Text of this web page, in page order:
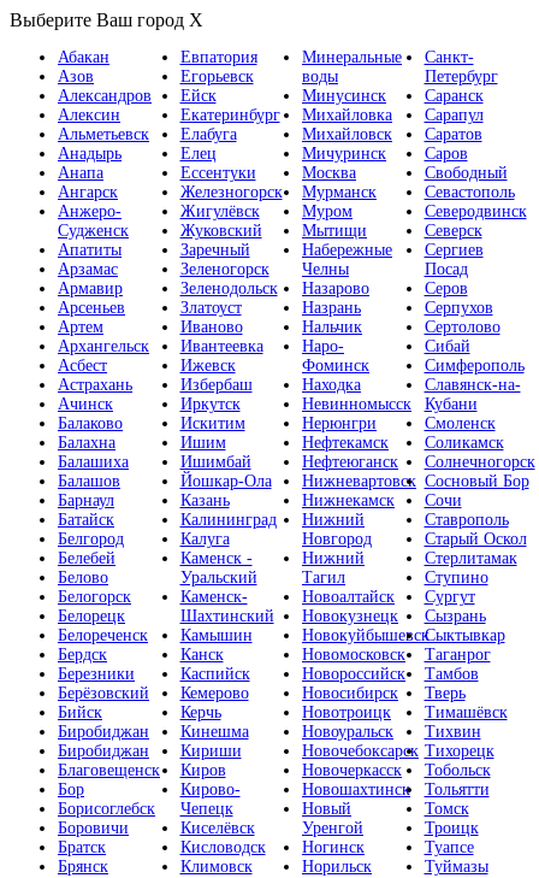
Выберите Ваш город X
Абакан
Азов
Александров
Алексин
Альметьевск
Анадырь
Анапа
Ангарск
Анжеро-
Судженск
Апатиты
Арзамас
Армавир
Арсеньев
Артем
Архангельск
Асбест
Астрахань
Ачинск
Балаково
Балахна
Балашиха
Балашов
Барнаул
Батайск
Белгород
Белебей
Белово
Белогорск
Белорецк
Белореченск
Бердск
Березники
Берёзовский
Бийск
Биробиджан
Биробиджан
Благовещенск
Бор
Борисоглебск
Боровичи
Братск
Брянск
Евпатория
Егорьевск
Ейск
Екатеринбург
Елабуга
Елец
Ессентуки
Железногорск
Жигулёвск
Жуковский
Заречный
Зеленогорск
Зеленодольск
Златоуст
Иваново
Ивантеевка
Ижевск
Избербаш
Иркутск
Искитим
Ишим
Ишимбай
Йошкар-Ола
Казань
Калининград
Калуга
Каменск -
Уральский
Каменск-
Шахтинский
Камышин
Канск
Каспийск
Кемерово
Керчь
Кинешма
Кириши
Киров
Кирово-
Чепецк
Киселёвск
Кисловодск
Климовск
Минеральные
воды
Минусинск
Михайловка
Михайловск
Мичуринск
Москва
Мурманск
Муром
Мытищи
Набережные
Челны
Назарово
Назрань
Нальчик
Наро-
Фоминск
Находка
Невинномысск
Нерюнгри
Нефтекамск
Нефтеюганск
Нижневартовск
Нижнекамск
Нижний
Новгород
Нижний
Тагил
Новоалтайск
Новокузнецк
Новокуйбышевск
Новомосковск
Новороссийск
Новосибирск
Новотроицк
Новоуральск
Новочебоксарск
Новочеркасск
Новошахтинск
Новый
Уренгой
Ногинск
Норильск
Санкт-
Петербург
Саранск
Сарапул
Саратов
Саров
Свободный
Севастополь
Северодвинск
Северск
Сергиев
Посад
Серов
Серпухов
Сертолово
Сибай
Симферополь
Славянск-на-
Кубани
Смоленск
Соликамск
Солнечногорск
Сосновый Бор
Сочи
Ставрополь
Старый Оскол
Стерлитамак
Ступино
Сургут
Сызрань
Сыктывкар
Таганрог
Тамбов
Тверь
Тимашёвск
Тихвин
Тихорецк
Тобольск
Тольятти
Томск
Троицк
Туапсе
Туймазы